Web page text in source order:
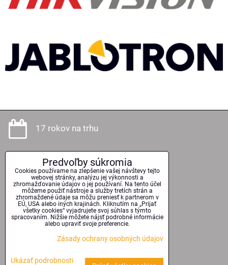
17 rokov na trhu
Odborné poradenstvo
Kvalitné technológie
Serióznosť a spoľahlivosť
Predvoľby súkromia
Cookies používame na zlepšenie vašej návštevy tejto
webovej stránky, analýzu jej výkonnosti a
zhromažďovanie údajov o jej používaní. Na tento účel
môžeme použiť nástroje a služby tretích strán a
zhromaždené údaje sa môžu preniesť k partnerom v
EÚ, USA alebo iných krajinách. Kliknutím na „Prijať
všetky cookies“ vyjadrujete svoj súhlas s týmto
spracovaním. Nižšie môžete nájsť podrobné informácie
alebo upraviť svoje preferencie.
Zásady ochrany osobných údajov
Ukázať podrobnosti